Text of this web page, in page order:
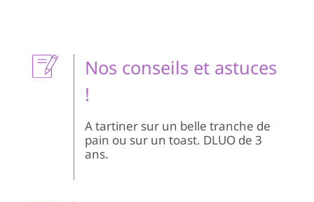
Nos conseils et astuces
!
A tartiner sur un belle tranche de
pain ou sur un toast. DLUO de 3
ans.